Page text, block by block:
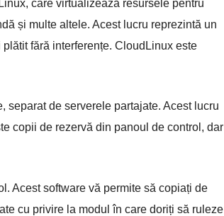
care virtualizează resursele pentru
și multe altele. Acest lucru reprezintă un
fără interferențe. CloudLinux este
separat de serverele partajate. Acest lucru
copii de rezervă din panoul de control, dar
Acest software vă permite să copiați de
cu privire la modul în care doriți să ruleze